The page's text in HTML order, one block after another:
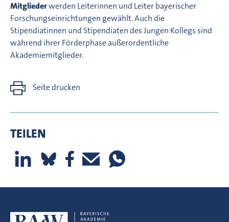
Mitgliederwerden Leiterinnen und Leiter bayerischer
Forschungseinrichtungen gewählt. Auch die
Stipendiatinnen und Stipendiaten des Jungen Kollegs sind
während ihrer Förderphase außerordentliche
Akademiemitglieder.
Seite drucken
TEILEN